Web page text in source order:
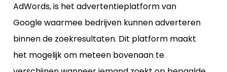
AdWords, is het advertentieplatform van
Google waarmee bedrijven kunnen adverteren
binnen de zoekresultaten. Dit platform maakt
het mogelijk om meteen bovenaan te